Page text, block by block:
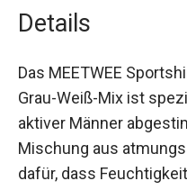
zurückzugeben,
Details
Das MEETWEE
Grau-Weiß-Mix ist